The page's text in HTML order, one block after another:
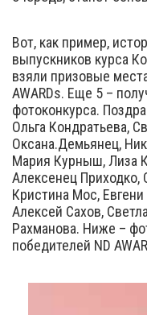
Вот, как пример,
выпускников курса
взяли призовые
AWARDs. Еще 5 –
фотоконкурса.
Ольга Кондратьева,
Оксана.Демьянец,
Мария Курныш, Лиза
Алексенец Приходко,
Кристина Мос,
Алексей Сахов,
Рахманова. Ниже –
победителей ND